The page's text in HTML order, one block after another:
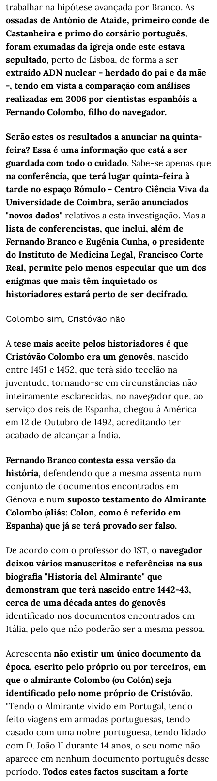
trabalhar na hipótese avançada por Branco. As
ossadas de António de Ataíde, primeiro conde de
Castanheira e primo do corsário português,
foram exumadas da igreja onde este estava
sepultado, perto de Lisboa, de forma a ser
extraído ADN nuclear - herdado do pai e da mãe
-, tendo em vista a comparação com análises
realizadas em 2006 por cientistas espanhóis a
Fernando Colombo, filho do navegador.
Serão estes os resultados a anunciar na quinta-
feira? Essa é uma informação que está a ser
guardada com todo o cuidado. Sabe-se apenas que
na conferência, que terá lugar quinta-feira à
tarde no espaço Rómulo - Centro Ciência Viva da
Universidade de Coimbra, serão anunciados
"novos dados" relativos a esta investigação. Mas a
lista de conferencistas, que inclui, além de
Fernando Branco e Eugénia Cunha, o presidente
do Instituto de Medicina Legal, Francisco Corte
Real, permite pelo menos especular que um dos
enigmas que mais têm inquietado os
historiadores estará perto de ser decifrado.
Colombo sim, Cristóvão não
Atese mais aceite pelos historiadores é que
Cristóvão Colombo era um genovês, nascido
entre 1451 e 1452, que terá sido tecelão na
juventude, tornando-se em circunstâncias não
inteiramente esclarecidas, no navegador que, ao
serviço dos reis de Espanha, chegou à América
em 12 de Outubro de 1492, acreditando ter
acabado de alcançar a Índia.
Fernando Branco contesta essa versão da
história, defendendo que a mesma assenta num
conjunto de documentos encontrados em
Génova e num suposto testamento do Almirante
Colombo (aliás: Colon, como é referido em
Espanha) que já se terá provado ser falso.
De acordo com o professor do IST, o navegador
deixou vários manuscritos e referências na sua
biografia "Historia del Almirante" que
demonstram que terá nascido entre 1442-43,
cerca de uma década antes do genovês
identificado nos documentos encontrados em
Itália, pelo que não poderão ser a mesma pessoa.
Acrescenta não existir um único documento da
época, escrito pelo próprio ou por terceiros, em
que o almirante Colombo (ou Colón) seja
identificado pelo nome próprio de Cristóvão.
"Tendo o Almirante vivido em Portugal, tendo
feito viagens em armadas portuguesas, tendo
casado com uma nobre portuguesa, tendo lidado
com D. João II durante 14 anos, o seu nome não
aparece em nenhum documento português desse
período. Todos estes factos suscitam a forte